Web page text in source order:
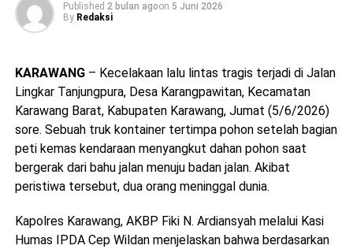
Published 2 bulan agoon 5 Juni 2026
By Redaksi
KARAWANG– Kecelakaan lalu lintas tragis terjadi di Jalan
Lingkar Tanjungpura, Desa Karangpawitan, Kecamatan
Karawang Barat, Kabupaten Karawang, Jumat (5/6/2026)
sore. Sebuah truk kontainer tertimpa pohon setelah bagian
peti kemas kendaraan menyangkut dahan pohon saat
bergerak dari bahu jalan menuju badan jalan. Akibat
peristiwa tersebut, dua orang meninggal dunia.
Kapolres Karawang, AKBP Fiki N. Ardiansyah melalui Kasi
Humas IPDA Cep Wildan menjelaskan bahwa berdasarkan